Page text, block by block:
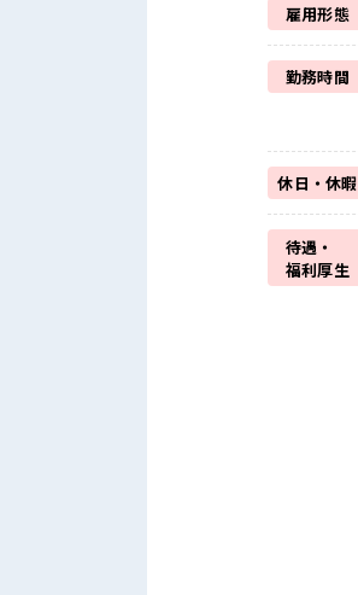
雇用形態
勤務時間
休日・休暇
待遇・
福利厚生